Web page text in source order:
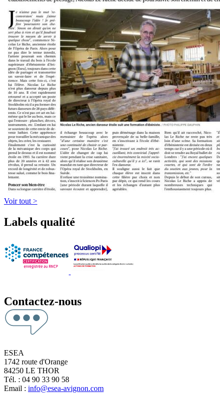
Voir tout >
Labels qualité
Contactez-nous
ESEA
1742 route d'Orange
84250 LE THOR
Tél. : 04 90 33 90 58
Email : info@esea-avignon.com